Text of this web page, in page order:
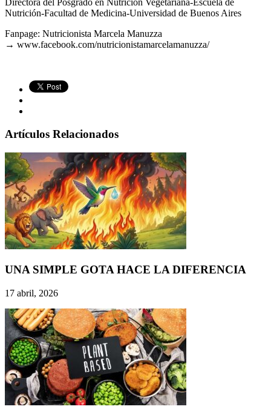
Nutrición-Facultad de Medicina-Universidad de Buenos Aires
Fanpage: Nutricionista Marcela Manuzza
→ www.facebook.com/nutricionistamarcelamanuzza/
Artículos Relacionados
UNA SIMPLE GOTA HACE LA DIFERENCIA
17 abril, 2026